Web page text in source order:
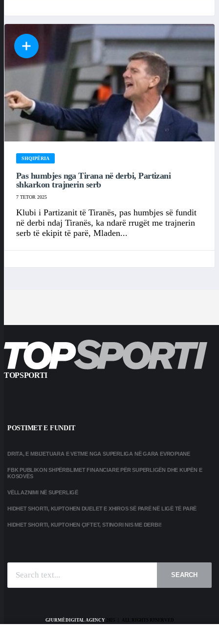
SHQIPËRIA
Pas humbjes nga Tirana në derbi, Partizani
shkarkon trajnerin serb
7 TETOR 2025
Klubi i Partizanit të Tiranës, pas humbjes së fundit
në derbi ndaj Tiranës, ka ndarë rrugët me trajnerin
serb të ekipit të parë, Mladen...
TOPSPORTI
POSTIMET E FUNDIT
DRITA, E MBIJETUARA E VETME NGA SUPERLIGA NË GARA EVROPIANE
FBK PUBLIKON SHPËRBLIMET FINANCIARE PËR SUPERLIGËN DHE KUPËN E
KOSOVËS
VËLLAZNIMI NË SUPERLIGË
HIDHET SHORTI, KUPTOHEN DUELET E XHIROS SË PARË NË LIGË TË PARË
HIDHET SHORTI, KUPTOHEN ÇIFTET, STINORI NIS ME DERBI!
SEARCH
GJURMË DIGITAL AGENCY2025 | ALL RIGHTS RESERVED